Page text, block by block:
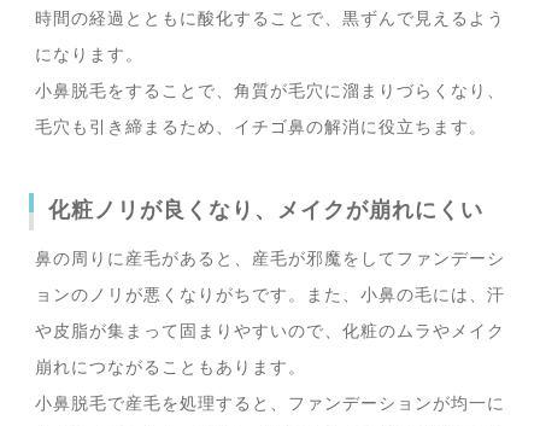
時間の経過とともに酸化することで、黒ずんで見えるよう
になります。
小鼻脱毛をすることで、角質が毛穴に溜まりづらくなり、
毛穴も引き締まるため、イチゴ鼻の解消に役立ちます。
化粧ノリが良くなり、メイクが崩れにくい
鼻の周りに産毛があると、産毛が邪魔をしてファンデーシ
ョンのノリが悪くなりがちです。また、小鼻の毛には、汗
や皮脂が集まって固まりやすいので、化粧のムラやメイク
崩れにつながることもあります。
小鼻脱毛で産毛を処理すると、ファンデーションが均一に